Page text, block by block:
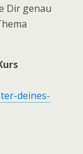
Dir genau
deines-